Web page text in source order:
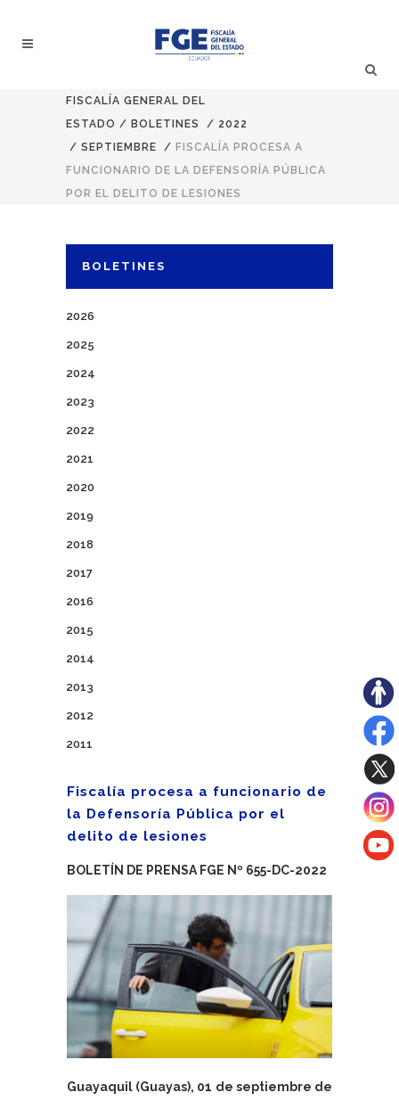
FISCALÍA GENERAL DEL
ESTADO / BOLETINES / 2022
/ SEPTIEMBRE / FISCALÍA PROCESA A
FUNCIONARIO DE LA DEFENSORÍA PÚBLICA
POR EL DELITO DE LESIONES
BOLETINES
2026
2025
2024
2023
2022
2021
2020
2019
2018
2017
2016
2015
2014
2013
2012
2011
Fiscalía procesa a funcionario de
la Defensoría Pública por el
delito de lesiones
BOLETÍN DE PRENSA FGE Nº 655-DC-2022
Guayaquil (Guayas), 01 de septiembre de